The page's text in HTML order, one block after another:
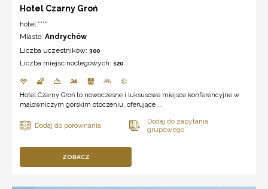
Hotel Czarny Groń
hotel ****
Miasto: Andrychów
Liczba uczestników: 300
Liczba miejsc noclegowych: 120
Hotel Czarny Groń to nowoczesne i luksusowe miejsce konferencyjne w
malowniczym górskim otoczeniu, oferujące ...
ZOBACZ